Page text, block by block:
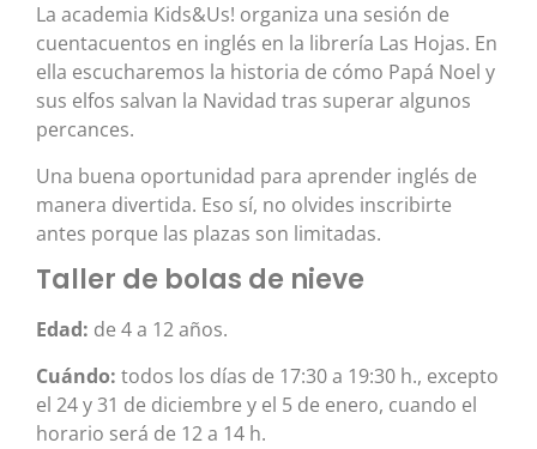
La academia Kids&Us! organiza una sesión de
cuentacuentos en inglés en la librería Las Hojas. En
ella escucharemos la historia de cómo Papá Noel y
sus elfos salvan la Navidad tras superar algunos
percances.
Una buena oportunidad para aprender inglés de
manera divertida. Eso sí, no olvides inscribirte
antes porque las plazas son limitadas.
Taller de bolas de nieve
Edad: de 4 a 12 años.
Cuándo: todos los días de 17:30 a 19:30 h., excepto
el 24 y 31 de diciembre y el 5 de enero, cuando el
horario será de 12 a 14 h.